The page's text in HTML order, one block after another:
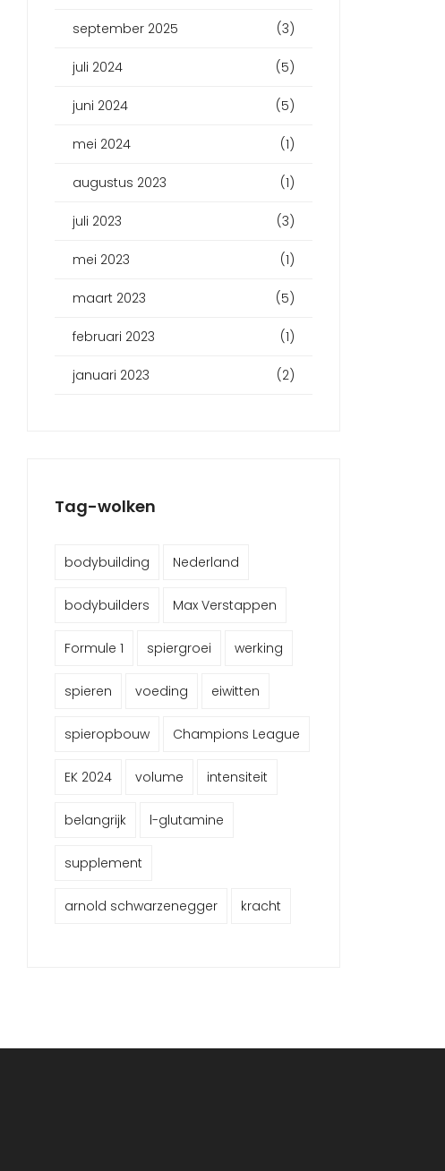
september 2025 (3)
juli 2024 (5)
juni 2024 (5)
mei 2024 (1)
augustus 2023 (1)
juli 2023 (3)
mei 2023 (1)
maart 2023 (5)
februari 2023 (1)
januari 2023 (2)
Tag-wolken
bodybuilding Nederland
bodybuilders Max Verstappen
Formule 1 spiergroei werking
spieren voeding eiwitten
spieropbouw Champions League
EK 2024 volume intensiteit
belangrijk l-glutamine
supplement
arnold schwarzenegger kracht